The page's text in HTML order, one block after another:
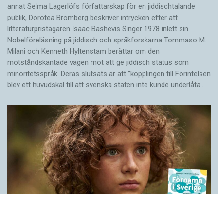
annat Selma Lagerlöfs författarskap för en jiddisch­talande
publik, Dorotea Bromberg beskriver intrycken efter att
litteraturpristagaren Isaac Bashevis Singer 1978 inlett sin
Nobelföreläsning på jiddisch och språkforskarna Tommaso M.
Milani och Kenneth Hyltenstam berättar om den
motståndskantade vägen mot att ge jiddisch status som
minoritetsspråk. Deras slutsats är att ”kopplingen till Förintelsen
blev ett huvud­skäl till att svenska staten inte kunde underlåta…